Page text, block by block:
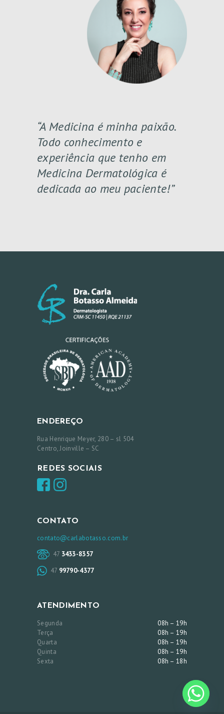
“A Medicina é minha paixão.
Todo conhecimento e
experiência que tenho em
Medicina Dermatológica é
dedicada ao meu paciente!”
ENDEREÇO
Rua Henrique Meyer, 280 – sl 504
Centro, Joinville – SC
REDES SOCIAIS
CONTATO
contato@carlabotasso.com.br
47 3433-8357
47 99790-4377
ATENDIMENTO
Segunda
08h – 19h
Terça
08h – 19h
Quarta
08h – 19h
Quinta
08h – 19h
Sexta
08h – 18h